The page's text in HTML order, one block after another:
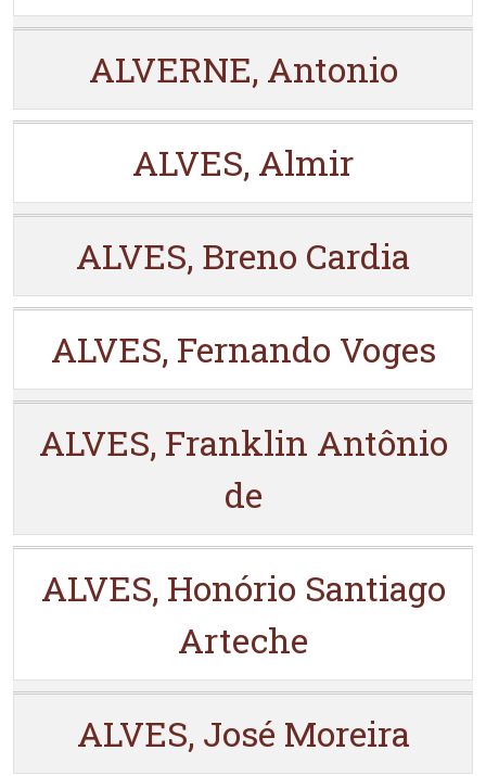
ALVERNE, Antonio
ALVES, Almir
ALVES, Breno Cardia
ALVES, Fernando Voges
ALVES, Franklin Antônio
de
ALVES, Honório Santiago
Arteche
ALVES, José Moreira